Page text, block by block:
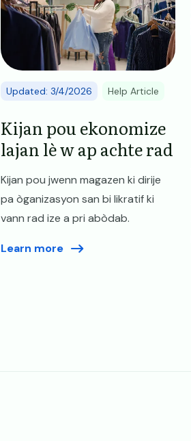
Updated: 3/4/2026 Help Article
Kijan pou ekonomize
lajan lè w ap achte rad
Kijan pou jwenn magazen ki dirije
pa òganizasyon san bi likratif ki
vann rad ize a pri abòdab.
Learn more